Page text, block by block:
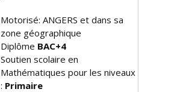
Motorisé: ANGERS et dans sa
zone géographique
Diplôme BAC+4
Soutien scolaire en
Mathématiques pour les niveaux
: Primaire